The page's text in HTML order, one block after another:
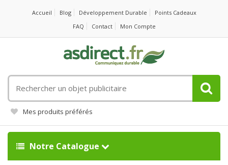
Accueil Blog Développement Durable
Points Cadeaux
FAQ
Contact Mon Compte
un
objet
publicitaire
Mes produits préférés
Notre Catalogue